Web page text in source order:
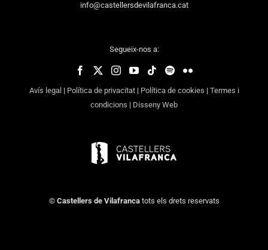
info@castellersdevilafranca.cat
Segueix-nos a:
Avís legal | Política de privacitat| Política de cookies | Termes i
condicions | Disseny Web
© Castellers de Vilafrancatots els drets reservats